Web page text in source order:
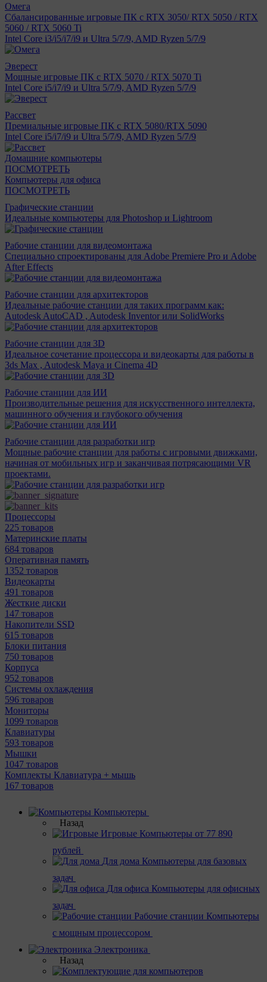
Омега
Сбалансированные игровые ПК с RTX 3050/ RTX 5050 / RTX
5060 / RTX 5060 Ti
Intel Core i3/i5/i7/i9 и Ultra 5/7/9, AMD Ryzen 5/7/9
Эверест
Мощные игровые ПК с RTX 5070 / RTX 5070 Ti
Intel Core i5/i7/i9 и Ultra 5/7/9, AMD Ryzen 5/7/9
Рассвет
Премиальные игровые ПК с RTX 5080/RTX 5090
Intel Core i5/i7/i9 и Ultra 5/7/9, AMD Ryzen 5/7/9
Домашние компьютеры
ПОСМОТРЕТЬ
Компьютеры для офиса
ПОСМОТРЕТЬ
Графические станции
Идеальные компьютеры для Photoshop и Lightroom
Рабочие станции для видеомонтажа
Специально спроектированы для Adobe Premiere Pro и Adobe
After Effects
Рабочие станции для архитекторов
Идеальные рабочие станции для таких программ как:
Autodesk AutoCAD , Autodesk Inventor или SolidWorks
Рабочие станции для 3D
Идеальное сочетание процессора и видеокарты для работы в
3ds Max , Autodesk Maya и Cinema 4D
Рабочие станции для ИИ
Производительные решения для искусственного интеллекта,
машинного обучения и глубокого обучения
Рабочие станции для разработки игр
Мощные рабочие станции для работы с игровыми движками,
начиная от мобильных игр и заканчивая потрясающими VR
проектами.
Процессоры
225 товаров
Материнcкие платы
684 товаров
Оперативная память
1352 товаров
Видеокарты
491 товаров
Жесткие диски
147 товаров
Накопители SSD
615 товаров
Блоки питания
750 товаров
Корпуса
952 товаров
Системы охлаждения
596 товаров
Мониторы
1099 товаров
Клавиатуры
593 товаров
Мышки
1047 товаров
Комплекты Клавиатура + мышь
167 товаров
Компьютеры
Назад
Игровые Компьютеры от 77 890
рублей
Для дома Компьютеры для базовых
задач
Для офиса Компьютеры для офисных
задач
Рабочие станции Компьютеры
с мощным процессором
Электроника
Назад